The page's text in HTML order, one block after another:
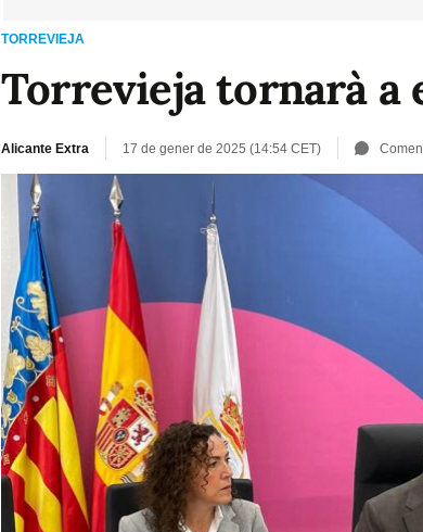
TORREVIEJA
Torrevieja tornarà a
Alicante Extra 17 de gener de 2025 (14:54 CET)